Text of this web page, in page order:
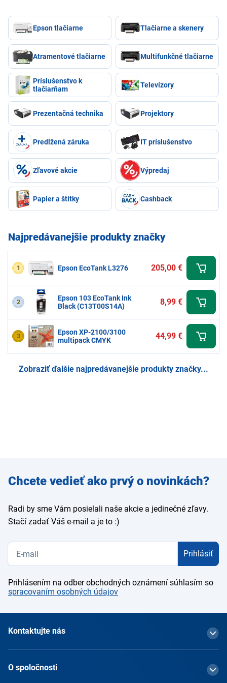
Epson tlačiarne Tlačiarne a skenery
Atramentové tlačiarne Multifunkčné tlačiarne
Príslušenstvo k
tlačiarňam
Televízory
Prezentačná technika Projektory
Predĺžená záruka IT príslušenstvo
Zľavové akcie Výpredaj
Papier a štítky Cashback
Najpredávanejšie produkty značky
1 Epson EcoTank L3276 205,00 €
2
Epson 103 EcoTank Ink
Black (C13T00S14A)
8,99 €
3
Epson XP-2100/3100
multipack CMYK
44,99 €
Zobraziť ďalšie najpredávanejšie produkty značky...
Zadajte
e-mail
Chcete vedieť ako prvý o novinkách?
Radi by sme Vám posielali naše akcie a jedinečné zľavy.
Stačí zadať Váš e-mail a je to :)
Prihlásiť
Prihlásením na odber obchodných oznámení súhlasím so
spracovaním osobných údajov
Kontaktujte nás
O spoločnosti